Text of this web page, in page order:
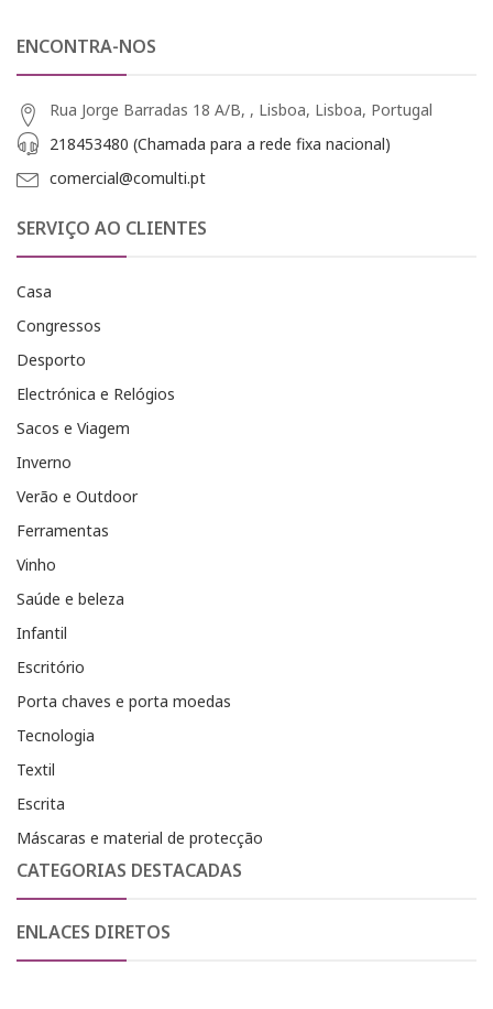
ENCONTRA-NOS
Rua Jorge Barradas 18 A/B, , Lisboa, Lisboa, Portugal
218453480 (Chamada para a rede fixa nacional)
comercial@comulti.pt
SERVIÇO AO CLIENTES
Casa
Congressos
Desporto
Electrónica e Relógios
Sacos e Viagem
Inverno
Verão e Outdoor
Ferramentas
Vinho
Saúde e beleza
Infantil
Escritório
Porta chaves e porta moedas
Tecnologia
Textil
Escrita
Máscaras e material de protecção
CATEGORIAS DESTACADAS
ENLACES DIRETOS